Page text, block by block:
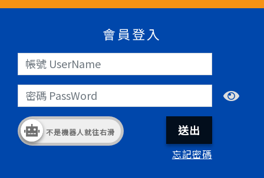
會員登入
不是機器人就往右滑 送出
忘記密碼